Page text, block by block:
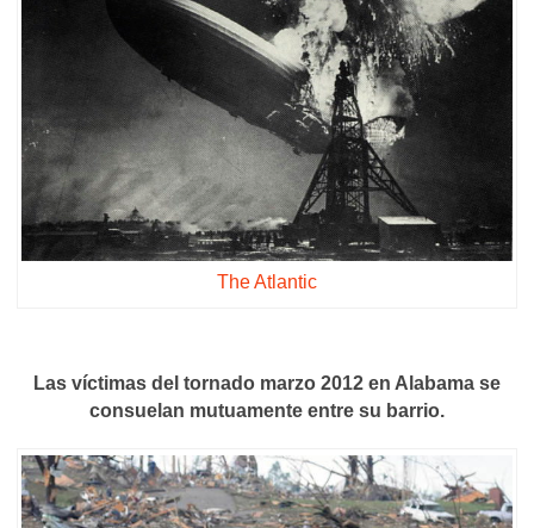
The Atlantic
Las víctimas del tornado marzo 2012 en Alabama se
consuelan mutuamente entre su barrio.